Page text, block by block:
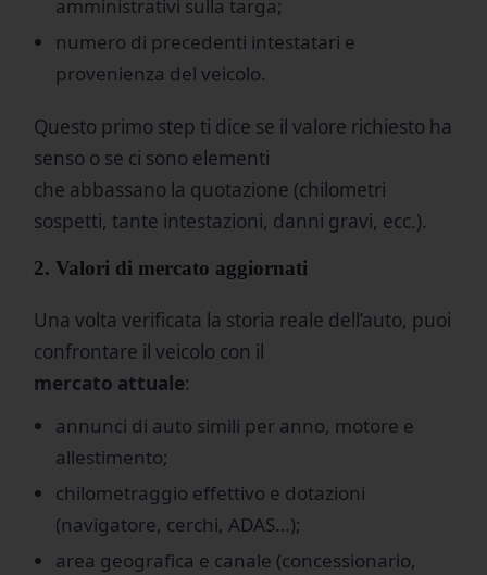
amministrativi sulla targa;
numero di precedenti intestatari e
provenienza del veicolo.
Questo primo step ti dice se il valore richiesto ha
senso o se ci sono elementi
che abbassano la quotazione (chilometri
sospetti, tante intestazioni, danni gravi, ecc.).
2. Valori di mercato aggiornati
Una volta verificata la storia reale dell’auto, puoi
confrontare il veicolo con il
mercato attuale:
annunci di auto simili per anno, motore e
allestimento;
chilometraggio effettivo e dotazioni
(navigatore, cerchi, ADAS…);
area geografica e canale (concessionario,